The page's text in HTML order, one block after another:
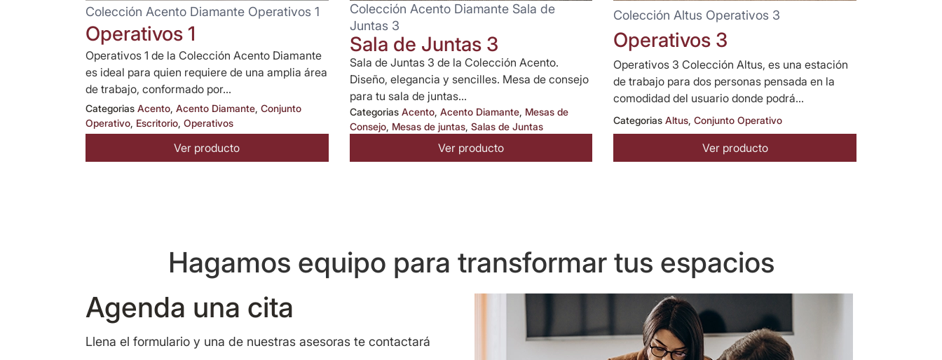
Colección Acento Diamante Operativos 1
Operativos 1
Operativos 1 de la Colección Acento Diamante
es ideal para quien requiere de una amplia área
de trabajo, conformado por...
Categorias Acento, Acento Diamante, Conjunto
Operativo, Escritorio, Operativos
Ver producto
Colección Acento Diamante Sala de
Juntas 3
Sala de Juntas 3
Sala de Juntas 3 de la Colección Acento.
Diseño, elegancia y sencilles. Mesa de consejo
para tu sala de juntas...
Categorias Acento, Acento Diamante, Mesas de
Consejo, Mesas de juntas, Salas de Juntas
Ver producto
Colección Altus Operativos 3
Operativos 3
Operativos 3 Colección Altus, es una estación
de trabajo para dos personas pensada en la
comodidad del usuario donde podrá...
Categorias Altus,Conjunto Operativo
Ver producto
Hagamos equipo para transformar tus espacios
Agenda una cita
Llena el formulario y una de nuestras asesoras te contactará